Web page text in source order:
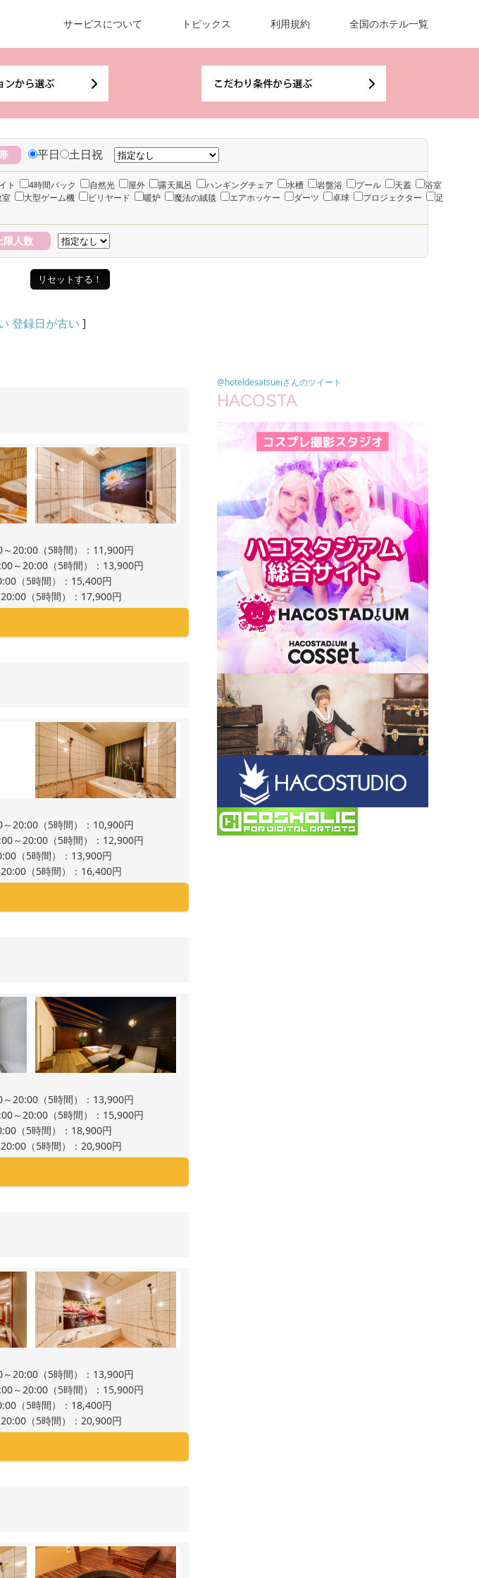
サービスについて トピックス 利用規約 全国のホテル一覧
平日 土日祝
ト 4時間パック 自然光 屋外 露天風呂 ハンギングチェア 水槽 岩盤浴 プール 天蓋
浴室
室 大型ゲーム機 ビリヤード 暖炉 魔法の絨毯 エアホッケー ダーツ 卓球 プロジェクター
足
限人数
登録日が古い ]
20:00（5時間）：11,900円
～20:00（5時間）：13,900円
（5時間）：15,400円
（5時間）：17,900円
20:00（5時間）：10,900円
～20:00（5時間）：12,900円
（5時間）：13,900円
（5時間）：16,400円
20:00（5時間）：13,900円
～20:00（5時間）：15,900円
（5時間）：18,900円
（5時間）：20,900円
20:00（5時間）：13,900円
～20:00（5時間）：15,900円
（5時間）：18,400円
（5時間）：20,900円
@hoteldesatsueiさんのツイート
HACOSTA